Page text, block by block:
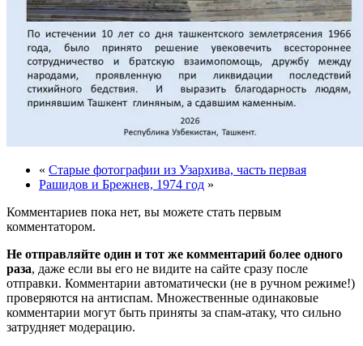
« Старые фотографии из Узархива, часть первая
Рашидов и Брежнев, 1974 год »
Комментариев пока нет, вы можете стать первым
комментатором.
Не отправляйте один и тот же комментарий более одного
раза, даже если вы его не видите на сайте сразу после
отправки. Комментарии автоматически (не в ручном режиме!)
проверяются на антиспам. Множественные одинаковые
комментарии могут быть приняты за спам-атаку, что сильно
затрудняет модерацию.